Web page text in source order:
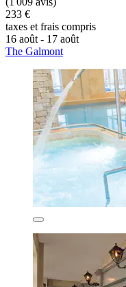
233 €
taxes et frais compris
16 août - 17 août
The Galmont